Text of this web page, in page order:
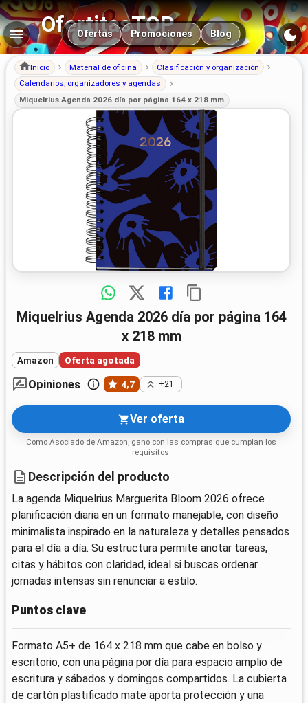
OfertitasTOP
Navegación principal
Ofertas Promociones Blog
Inicio Material de oficina
Clasificación y organización
Calendarios, organizadores y agendas
Miquelrius Agenda 2026 día por página 164 x 218 mm
Miquelrius Agenda 2026 día por página 164
x 218 mm
Amazon Oferta agotada
Opiniones 4,7 +21
Ver oferta
Como Asociado de Amazon, gano con las compras que cumplan los
requisitos.
Descripción del producto
La agenda Miquelrius Marguerita Bloom 2026 ofrece
planificación diaria en un formato manejable, con diseño
minimalista inspirado en la naturaleza y detalles pensados
para el día a día. Su estructura permite anotar tareas,
citas y hábitos con claridad, ideal si buscas ordenar
jornadas intensas sin renunciar a estilo.
Puntos clave
Formato A5+ de 164 x 218 mm que cabe en bolso y
escritorio, con una página por día para espacio amplio de
escritura y sábados y domingos compartidos. La cubierta
de cartón plastificado mate aporta protección y una